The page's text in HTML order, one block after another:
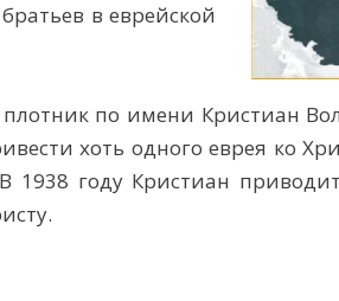
в еврейской
по имени Кристиан
хоть одного еврея ко
1938 году Кристиан